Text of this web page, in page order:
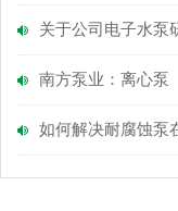
南方泵业：离心泵